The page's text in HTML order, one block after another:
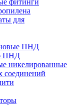
фитинги
для
ПНД
ПНД
никелированные
соединений